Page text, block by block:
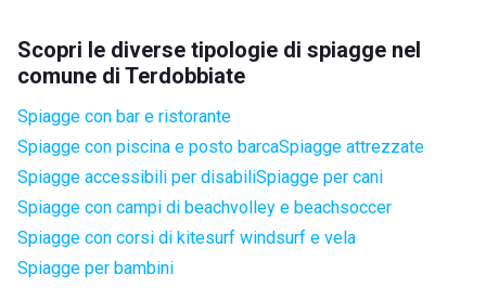
Scopri le diverse tipologie di spiagge nel
comune di Terdobbiate
Spiagge con bar e ristorante
Spiagge con piscina e posto barcaSpiagge attrezzate
Spiagge accessibili per disabiliSpiagge per cani
Spiagge con campi di beachvolley e beachsoccer
Spiagge con corsi di kitesurf windsurf e vela
Spiagge per bambini